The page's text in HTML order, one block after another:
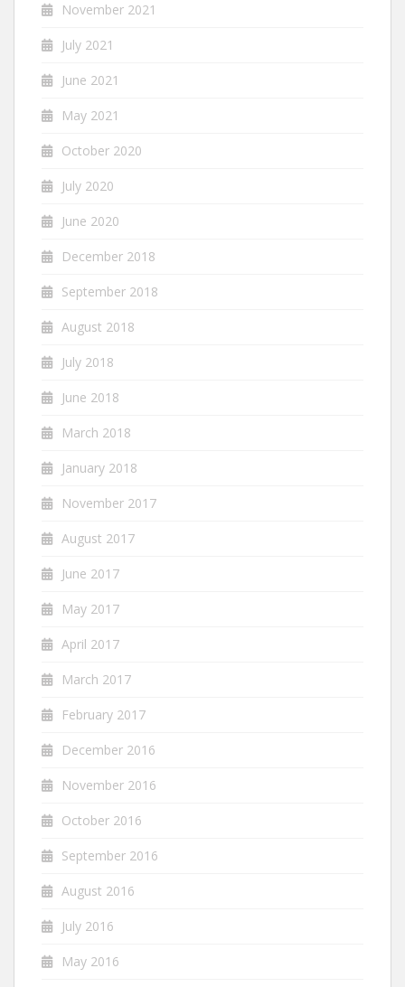
November 2021
July 2021
June 2021
May 2021
October 2020
July 2020
June 2020
December 2018
September 2018
August 2018
July 2018
June 2018
March 2018
January 2018
November 2017
August 2017
June 2017
May 2017
April 2017
March 2017
February 2017
December 2016
November 2016
October 2016
September 2016
August 2016
July 2016
May 2016